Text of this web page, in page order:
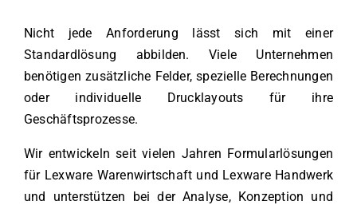
Nicht jede Anforderung lässt sich mit einer
Standardlösung abbilden. Viele Unternehmen
benötigen zusätzliche Felder, spezielle Berechnungen
oder individuelle Drucklayouts für ihre
Geschäftsprozesse.
Wir entwickeln seit vielen Jahren Formularlösungen
für Lexware Warenwirtschaft und Lexware Handwerk
und unterstützen bei der Analyse, Konzeption und